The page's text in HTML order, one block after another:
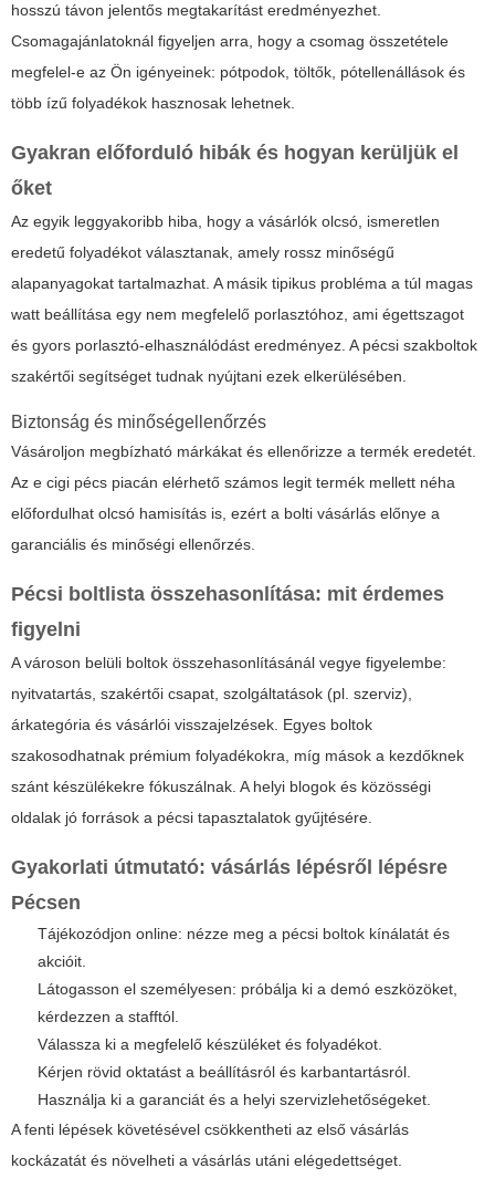
hosszú távon jelentős megtakarítást eredményezhet.
Csomagajánlatoknál figyeljen arra, hogy a csomag összetétele
megfelel-e az Ön igényeinek: pótpodok, töltők, pótellenállások és
több ízű folyadékok hasznosak lehetnek.
Gyakran előforduló hibák és hogyan kerüljük el
őket
Az egyik leggyakoribb hiba, hogy a vásárlók olcsó, ismeretlen
eredetű folyadékot választanak, amely rossz minőségű
alapanyagokat tartalmazhat. A másik tipikus probléma a túl magas
watt beállítása egy nem megfelelő porlasztóhoz, ami égettszagot
és gyors porlasztó-elhasználódást eredményez. A pécsi szakboltok
szakértői segítséget tudnak nyújtani ezek elkerülésében.
Biztonság és minőségellenőrzés
Vásároljon megbízható márkákat és ellenőrizze a termék eredetét.
Az e cigi pécs piacán elérhető számos legit termék mellett néha
előfordulhat olcsó hamisítás is, ezért a bolti vásárlás előnye a
garanciális és minőségi ellenőrzés.
Pécsi boltlista összehasonlítása: mit érdemes
figyelni
A városon belüli boltok összehasonlításánál vegye figyelembe:
nyitvatartás, szakértői csapat, szolgáltatások (pl. szerviz),
árkategória és vásárlói visszajelzések. Egyes boltok
szakosodhatnak prémium folyadékokra, míg mások a kezdőknek
szánt készülékekre fókuszálnak. A helyi blogok és közösségi
oldalak jó források a pécsi tapasztalatok gyűjtésére.
Gyakorlati útmutató: vásárlás lépésről lépésre
Pécsen
Tájékozódjon online: nézze meg a pécsi boltok kínálatát és
akcióit.
Látogasson el személyesen: próbálja ki a demó eszközöket,
kérdezzen a stafftól.
Válassza ki a megfelelő készüléket és folyadékot.
Kérjen rövid oktatást a beállításról és karbantartásról.
Használja ki a garanciát és a helyi szervizlehetőségeket.
A fenti lépések követésével csökkentheti az első vásárlás
kockázatát és növelheti a vásárlás utáni elégedettséget.